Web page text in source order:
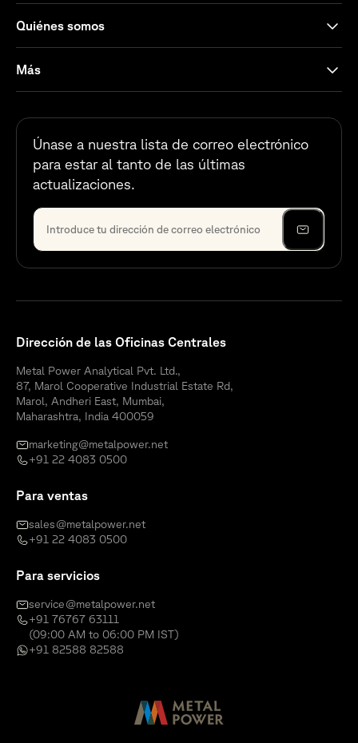
Quiénes somos
Más
Únase a nuestra lista de correo electrónico
para estar al tanto de las últimas
actualizaciones.
Dirección de las Oficinas Centrales
Metal Power Analytical Pvt. Ltd.,
87, Marol Cooperative Industrial Estate Rd,
Marol, Andheri East, Mumbai,
Maharashtra, India 400059
marketing@metalpower.net
+91 22 4083 0500
Para ventas
sales@metalpower.net
+91 22 4083 0500
Para servicios
service@metalpower.net
+91 76767 63111
(09:00 AM to 06:00 PM IST)
+91 82588 82588